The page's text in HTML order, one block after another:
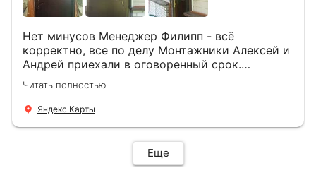
Нет минусов Менеджер Филипп - всё
корректно, все по делу Монтажники Алексей и
Андрей приехали в оговоренный срок.
Демонтировали старую дверь и установили
новую буквально за час Быстро и качественно
+ нормальные цены Всем большое спасибо
Читать полностью
Яндекс Карты
Еще